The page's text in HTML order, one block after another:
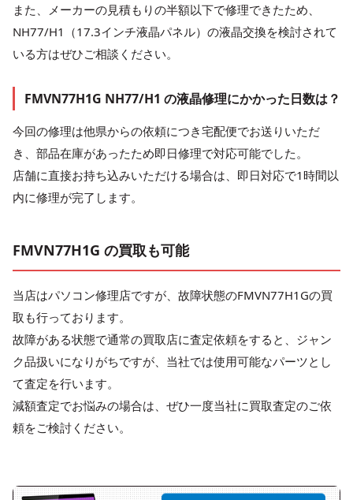
また、メーカーの見積もりの半額以下で修理できたため、
NH77/H1（17.3インチ液晶パネル）の液晶交換を検討されて
いる方はぜひご相談ください。
FMVN77H1G NH77/H1 の液晶修理にかかった日数は？
今回の修理は他県からの依頼につき宅配便でお送りいただ
き、部品在庫があったため即日修理で対応可能でした。
店舗に直接お持ち込みいただける場合は、即日対応で1時間以
内に修理が完了します。
FMVN77H1G の買取も可能
当店はパソコン修理店ですが、故障状態のFMVN77H1Gの買
取も行っております。
故障がある状態で通常の買取店に査定依頼をすると、ジャン
ク品扱いになりがちですが、当社では使用可能なパーツとし
て査定を行います。
減額査定でお悩みの場合は、ぜひ一度当社に買取査定のご依
頼をご検討ください。